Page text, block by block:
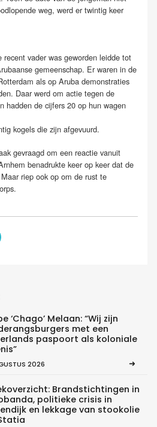
weg, werd er twintig keer
vader was geworden leidde tot
gemeenschap. Er waren in de
als op Aruba demonstraties
Daar werd om actie tegen de
hadden de cijfers 20 op hun wagen
kogels die zijn afgevuurd.
gevraagd om een reactie vanuit
benadrukte keer op keer dat de
riep ook op om de rust te
‘Chago’ Melaan: “Wij zijn
met een
paspoort als koloniale
2026
Brandstichtingen in
politieke crisis in
en lekkage van stookolie